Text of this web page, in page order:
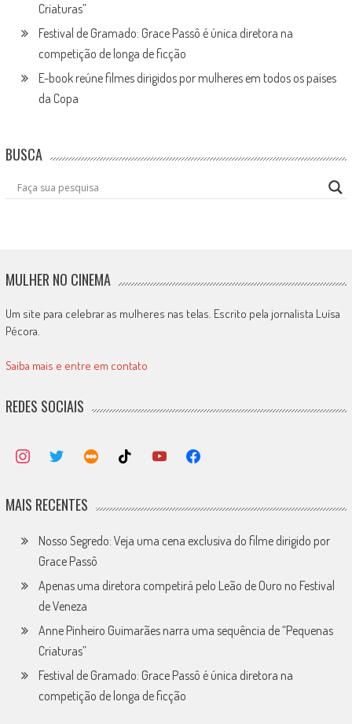
Criaturas”
Festival de Gramado: Grace Passô é única diretora na
competição de longa de ficção
E-book reúne filmes dirigidos por mulheres em todos os países
da Copa
BUSCA
MULHER NO CINEMA
Um site para celebrar as mulheres nas telas. Escrito pela jornalista Luísa
Pécora.
Saiba mais e entre em contato
REDES SOCIAIS
MAIS RECENTES
Nosso Segredo: Veja uma cena exclusiva do filme dirigido por
Grace Passô
Apenas uma diretora competirá pelo Leão de Ouro no Festival
de Veneza
Anne Pinheiro Guimarães narra uma sequência de “Pequenas
Criaturas”
Festival de Gramado: Grace Passô é única diretora na
competição de longa de ficção